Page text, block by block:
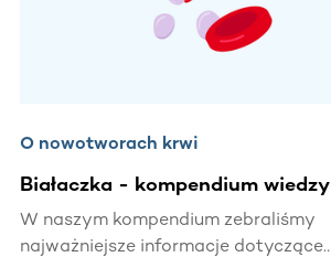
O nowotworach krwi
Białaczka - kompendium wiedzy
W naszym kompendium zebraliśmy
najważniejsze informacje dotyczące